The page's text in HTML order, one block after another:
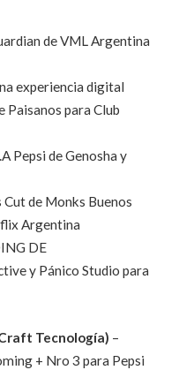
de VML Argentina
experiencia digital
Paisanos para Club
Pepsi de Genosha y
Cut de Monks Buenos
Argentina
DE
y Pánico Studio para
Tecnología) –
+ Nro 3 para Pepsi